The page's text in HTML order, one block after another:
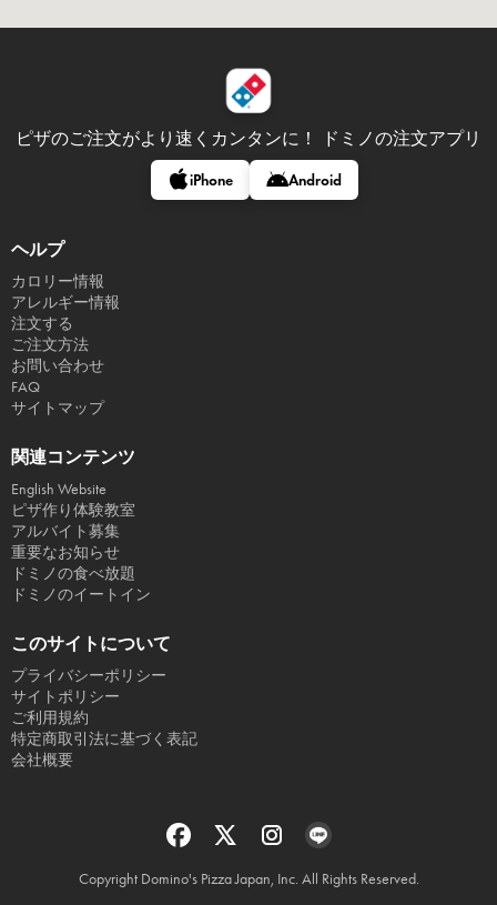
ピザのご注文がより速くカンタンに！ ドミノの注文アプリ
iPhone Android
ヘルプ
カロリー情報
アレルギー情報
注文する
ご注文方法
お問い合わせ
FAQ
サイトマップ
関連コンテンツ
English Website
ピザ作り体験教室
アルバイト募集
重要なお知らせ
ドミノの食べ放題
ドミノのイートイン
このサイトについて
プライバシーポリシー
サイトポリシー
ご利用規約
特定商取引法に基づく表記
会社概要
Copyright Domino's Pizza Japan, Inc. All Rights Reserved.